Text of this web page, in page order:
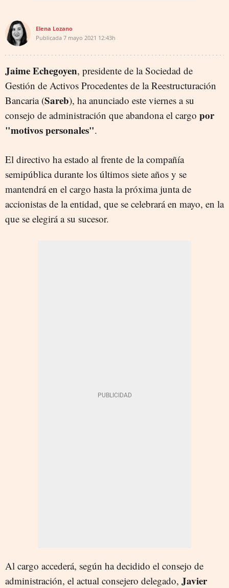
Elena Lozano
Publicada 7 mayo 2021 12:43h
Jaime Echegoyen, presidente de la Sociedad de
Gestión de Activos Procedentes de la Reestructuración
Bancaria (Sareb), ha anunciado este viernes a su
consejo de administración que abandona el cargo por
"motivos personales".
El directivo ha estado al frente de la compañía
semipública durante los últimos siete años y se
mantendrá en el cargo hasta la próxima junta de
accionistas de la entidad, que se celebrará en mayo, en la
que se elegirá a su sucesor.
Al cargo accederá, según ha decidido el consejo de
administración, el actual consejero delegado, Javier